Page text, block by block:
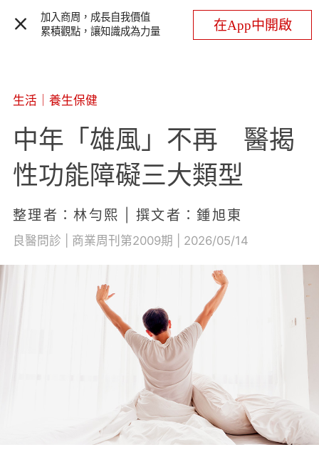
加入商周，成長自我價值
累積觀點，讓知識成為力量
在App中開啟
生活 養生保健
中年「雄風」不再 醫揭
性功能障礙三大類型
整理者：林勻熙 | 撰文者：鍾旭東
良醫問診 | 商業周刊第2009期 | 2026/05/14